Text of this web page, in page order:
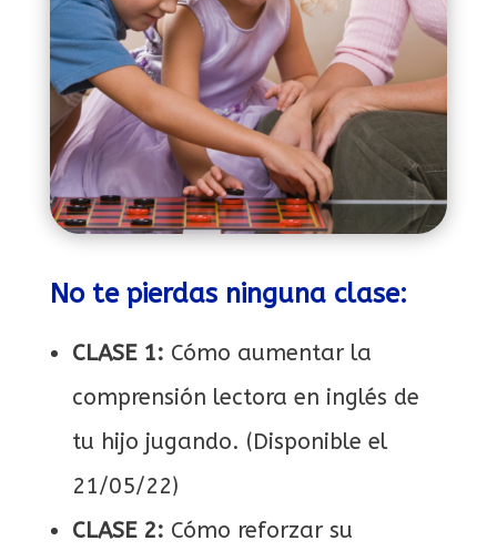
No te pierdas ninguna clase:
CLASE 1: Cómo aumentar la
comprensión lectora en inglés de
tu hijo jugando. (Disponible el
21/05/22)
CLASE 2: Cómo reforzar su